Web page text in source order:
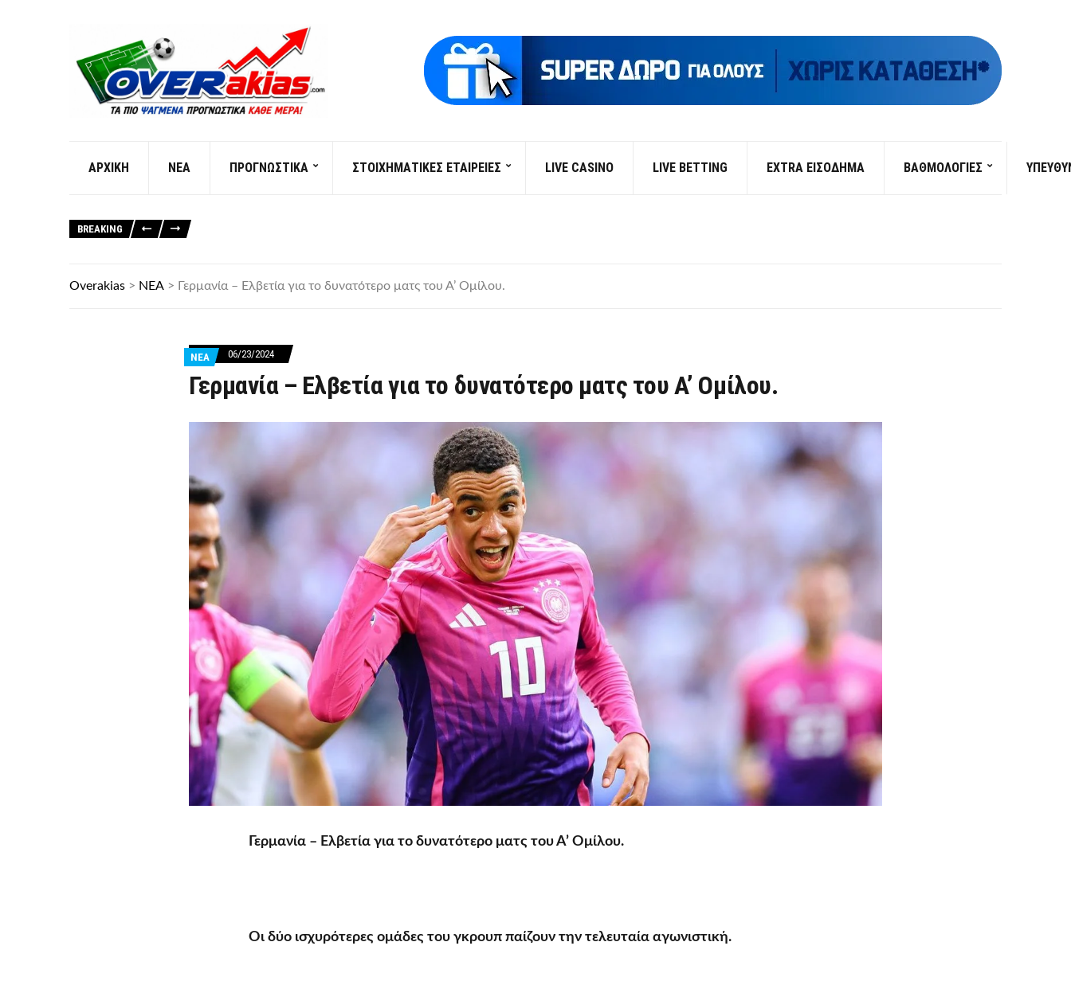
AΡXIKH ΝΕΑ ΠΡΟΓΝΩΣΤΙΚΑ ΣΤΟΙΧΗΜΑΤΙΚΕΣ ΕΤΑΙΡΕΙΕΣ LIVE CASINO LIVE BETTING EXTRA ΕΙΣΟΔΗΜΑ ΒΑΘΜΟΛΟΓΙΕΣ
BREAKING
Overakias > ΝΕΑ > Γερμανία – Ελβετία για το δυνατότερο ματς του Α’ Ομίλου.
ΝΕΑ 06/23/2024
Γερμανία – Ελβετία για το δυνατότερο ματς του Α’ Ομίλου.
Γερμανία – Ελβετία για το δυνατότερο ματς του Α’ Ομίλου.
Οι δύο ισχυρότερες ομάδες του γκρουπ παίζουν την τελευταία αγωνιστική.